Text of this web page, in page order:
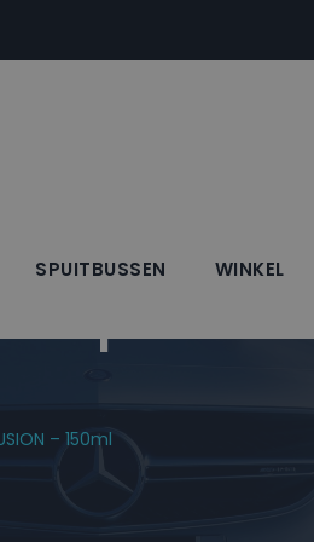
SPUITBUSSEN WINKEL
Spuitbus
– 150ml